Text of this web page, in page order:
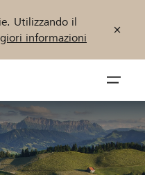
Utilizzando il
informazioni
öffnen